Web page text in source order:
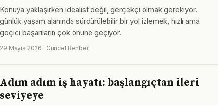
Konuya yaklaşırken idealist değil, gerçekçi olmak gerekiyor.
günlük yaşam alanında sürdürülebilir bir yol izlemek, hızlı ama
geçici başarıların çok önüne geçiyor.
29 Mayıs 2026 · Güncel Rehber
Adım adım iş hayatı: başlangıçtan ileri
seviyeye